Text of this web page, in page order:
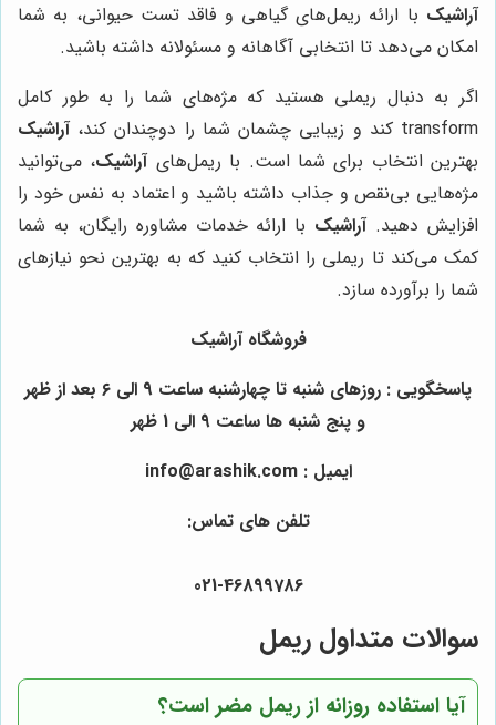
آراشیک با ارائه ریمل‌های گیاهی و فاقد تست حیوانی، به شما
امکان می‌دهد تا انتخابی آگاهانه و مسئولانه داشته باشید.
اگر به دنبال ریملی هستید که مژه‌های شما را به طور کامل
transform کند و زیبایی چشمان شما را دوچندان کند،
آراشیک
بهترین انتخاب برای شما است. با ریمل‌هایآراشیک، می‌توانید
مژه‌هایی بی‌نقص و جذاب داشته باشید و اعتماد به نفس خود را
افزایش دهید.آراشیک با ارائه خدمات مشاوره رایگان، به شما
کمک می‌کند تا ریملی را انتخاب کنید که به بهترین نحو نیازهای
شما را برآورده سازد.
فروشگاه آراشیک
پاسخگویی : روزهای شنبه تا چهارشنبه ساعت 9 الی ۶ بعد از ظهر
و پنج شنبه ها ساعت 9 الی 1 ظهر
ایمیل : info@arashik.com
تلفن های تماس:
021-46899786
سوالات متداول ریمل
آیا استفاده روزانه از ریمل مضر است؟